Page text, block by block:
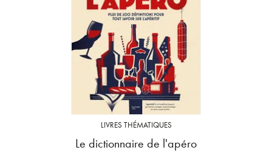
LIVRES THÉMATIQUES
Le dictionnaire de l'apéro